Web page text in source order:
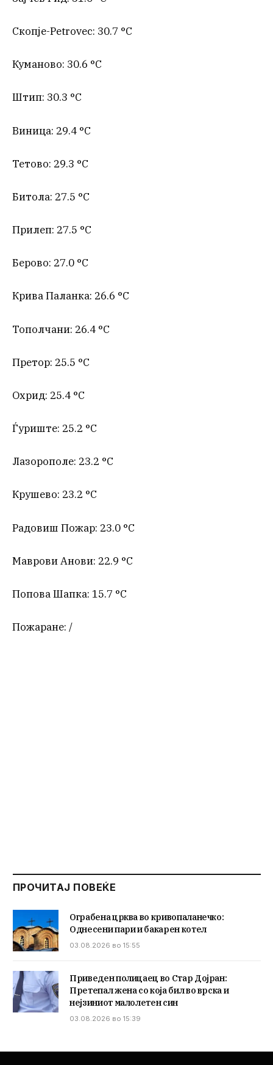
Скопје-Petrovec: 30.7 °C
Куманово: 30.6 °C
Штип: 30.3 °C
Виница: 29.4 °C
Тетово: 29.3 °C
Битола: 27.5 °C
Прилеп: 27.5 °C
Берово: 27.0 °C
Крива Паланка: 26.6 °C
Тополчани: 26.4 °C
Претор: 25.5 °C
Охрид: 25.4 °C
Ѓуриште: 25.2 °C
Лазорополе: 23.2 °C
Крушево: 23.2 °C
Радовиш Пожар: 23.0 °C
Маврови Анови: 22.9 °C
Попова Шапка: 15.7 °C
Пожаране: /
ПРОЧИТАЈ ПОВЕЌЕ
Ограбена црква во кривопаланечко:
Однесени пари и бакарен котел
03.08.2026 во 15:55
Приведен полицаец во Стар Дојран:
Претепал жена со која бил во врска и
нејзиниот малолетен син
03.08.2026 во 15:39